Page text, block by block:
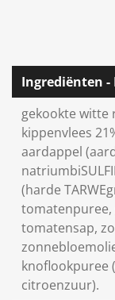
Ingrediënten -
gekookte witte
kippenvlees
aardappel
(harde
tomatenpuree,
tomatensap,
knoflookpuree
citroenzuur).